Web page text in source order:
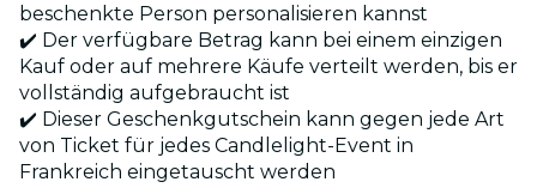
beschenkte Person personalisieren kannst
✔️ Der verfügbare Betrag kann bei einem einzigen
Kauf oder auf mehrere Käufe verteilt werden, bis er
vollständig aufgebraucht ist
✔️ Dieser Geschenkgutschein kann gegen jede Art
von Ticket für jedes Candlelight-Event in
Frankreich eingetauscht werden